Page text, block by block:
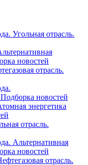
Угольная отрасль.
новостей
отрасль.
новостей
энергетика
отрасль.
Альтернативная
новостей
отрасль.